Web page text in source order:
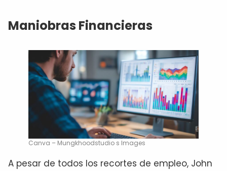
Maniobras Financieras
Canva – Mungkhoodstudio s Images
A pesar de todos los recortes de empleo, John